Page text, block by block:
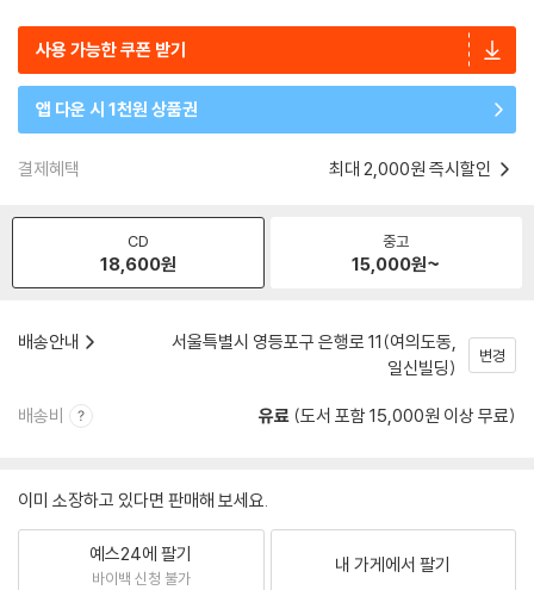
사용 가능한 쿠폰 받기
앱 다운 시 1천원 상품권
결제혜택 최대 2,000원 즉시할인
CD
18,600원
중고
15,000원~
배송안내
서울특별시 영등포구 은행로 11(여의도동,
일신빌딩)
변경
배송비 유료 (도서 포함 15,000원 이상 무료)
이미 소장하고 있다면 판매해 보세요.
예스24에 팔기
바이백 신청 불가
내 가게에서 팔기